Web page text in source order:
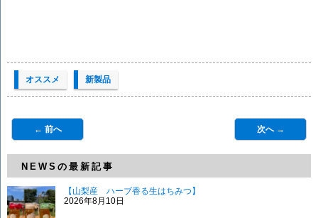
オススメ 新製品
← 前へ 次へ →
NEWSの最新記事
【山梨産 ハーブ香る生はちみつ】
2026年8月10日